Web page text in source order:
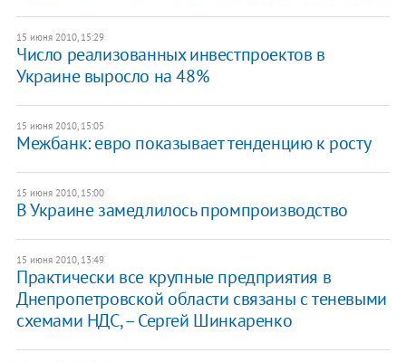
15 июня 2010, 15:29
Число реализованных инвестпроектов в
Украине выросло на 48%
15 июня 2010, 15:05
Межбанк: евро показывает тенденцию к росту
15 июня 2010, 15:00
В Украине замедлилось промпроизводство
15 июня 2010, 13:49
Практически все крупные предприятия в
Днепропетровской области связаны с теневыми
схемами НДС, – Сергей Шинкаренко